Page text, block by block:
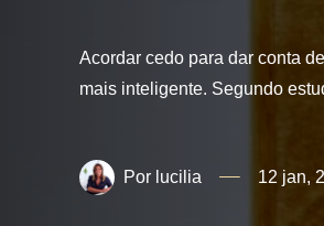
Acordar cedo para dar conta
mais inteligente. Segundo
lucilia 12 jan,